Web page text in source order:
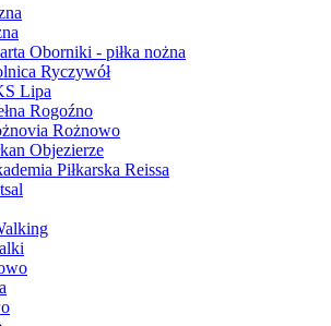
Oborniki - piłka nożna
Ryczywół
Lipa
Rogoźno
Rożnowo
Objezierze
Piłkarska Reissa